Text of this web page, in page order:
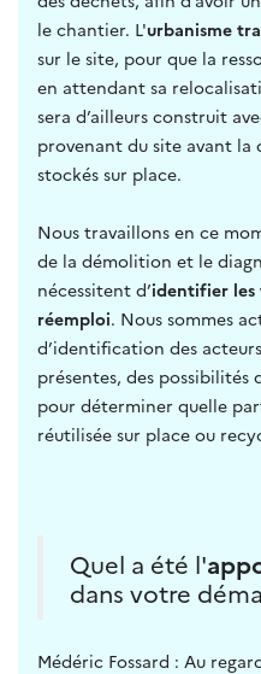
le chantier. L'urbanisme
sur le site, pour que la
en attendant sa
sera d’ailleurs construit
provenant du site avant
stockés sur place.
Nous travaillons en ce
de la démolition et le
nécessitent d’identifier les
réemploi. Nous sommes
d’identification des
présentes, des
pour déterminer quelle
réutilisée sur place ou
Quel a été l'
dans votre
Médéric Fossard : Au